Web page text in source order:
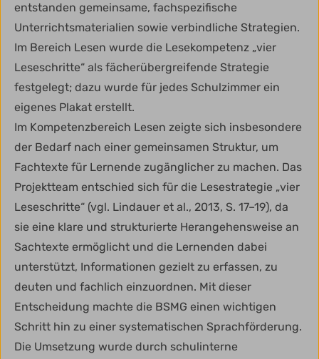
entstanden gemeinsame, fachspezifische
Unterrichtsmaterialien sowie verbindliche Strategien.
Im Bereich Lesen wurde die Lesekompetenz „vier
Leseschritte“ als fächerübergreifende Strategie
festgelegt; dazu wurde für jedes Schulzimmer ein
eigenes Plakat erstellt.
Im Kompetenzbereich Lesen zeigte sich insbesondere
der Bedarf nach einer gemeinsamen Struktur, um
Fachtexte für Lernende zugänglicher zu machen. Das
Projektteam entschied sich für die Lesestrategie „vier
Leseschritte“ (vgl. Lindauer et al., 2013, S. 17–19), da
sie eine klare und strukturierte Herangehensweise an
Sachtexte ermöglicht und die Lernenden dabei
unterstützt, Informationen gezielt zu erfassen, zu
deuten und fachlich einzuordnen. Mit dieser
Entscheidung machte die BSMG einen wichtigen
Schritt hin zu einer systematischen Sprachförderung.
Die Umsetzung wurde durch schulinterne